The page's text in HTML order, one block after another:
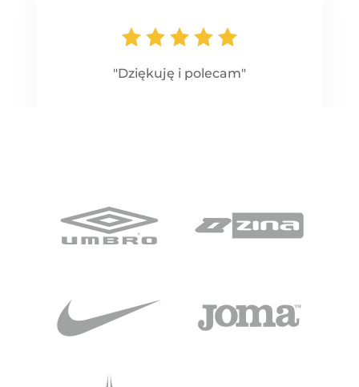
"Dziękuję i polecam"